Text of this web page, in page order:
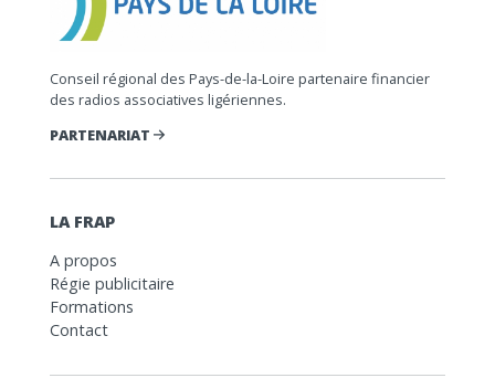
Conseil régional des Pays-de-la-Loire partenaire financier
des radios associatives ligériennes.
PARTENARIAT
LA FRAP
A propos
Régie publicitaire
Formations
Contact